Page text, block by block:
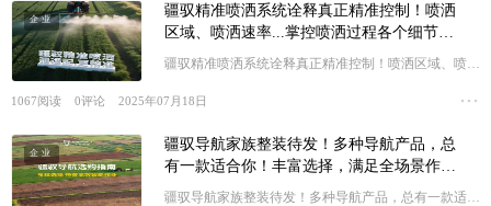
企业
疆驭精准喷洒系统诠释真正精准控制！喷洒
区域、喷洒速率...掌控喷洒过程各个细节，
植保无忧才能畅享丰收！
疆驭精准喷洒系统诠释真正精准控制！喷洒区域、喷洒
收！
1067阅读 0评论 2025年07月18日
企业
疆驭导航家族整装待发！多种导航产品，总
有一款适合你！丰富选择，满足全场景作业
需求！
疆驭导航家族整装待发！多种导航产品，总有一款适合